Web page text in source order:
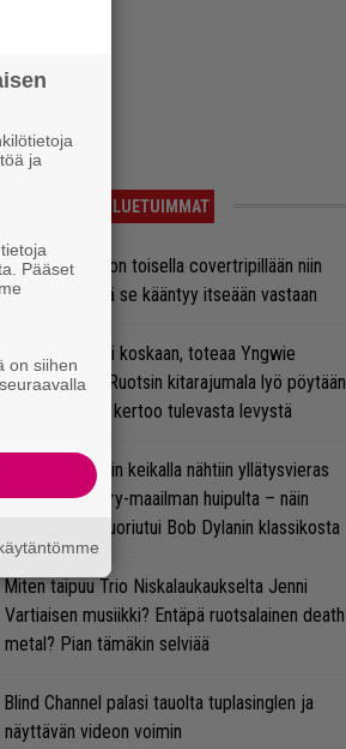
LUETUIMMAT
Arvio: Saimaa on toisella covertripillään niin
suvereeni, että se kääntyy itseään vastaan
Se on nyt tai ei koskaan, toteaa Yngwie
Malmsteen – Ruotsin kitarajumala lyö pöytään
uuden biisin ja kertoo tulevasta levystä
Guns N’ Rosesin keikalla nähtiin yllätysvieras
suoraan country-maailman huipulta – näin
kokoonpano suoriutui Bob Dylanin klassikosta
Miten taipuu Trio Niskalaukaukselta Jenni
Vartiaisen musiikki? Entäpä ruotsalainen death
metal? Pian tämäkin selviää
Blind Channel palasi tauolta tuplasinglen ja
näyttävän videon voimin
ja
Pääset
on siihen